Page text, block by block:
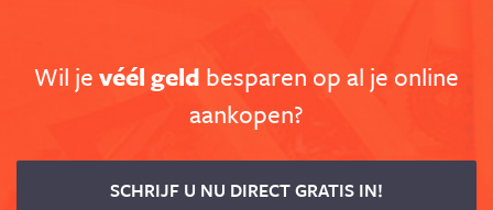
Wil jevéél geld besparen op al je online
aankopen?
SCHRIJF U NU DIRECT GRATIS IN!